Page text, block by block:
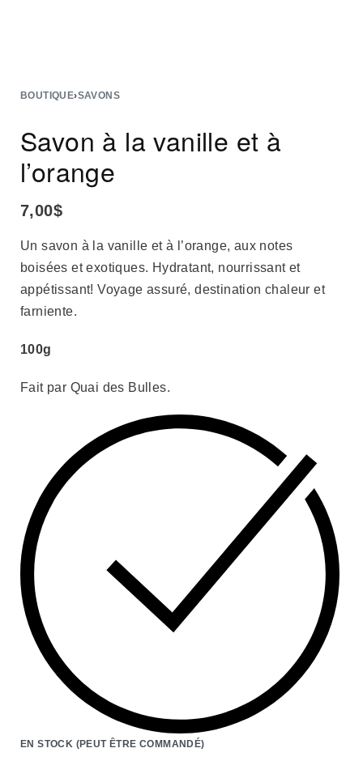
BOUTIQUE›SAVONS
Savon à la vanille et à
l’orange
7,00$
Un savon à la vanille et à l’orange, aux notes
boisées et exotiques. Hydratant, nourrissant et
appétissant! Voyage assuré, destination chaleur et
farniente.
100g
Fait par Quai des Bulles.
EN STOCK (PEUT ÊTRE COMMANDÉ)